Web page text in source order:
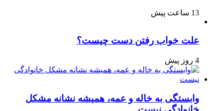
13 ساعت پیش
علت خواب رفتن دست چیست؟
4 روز پیش
وابستگی به خاله و عمه، همیشه نشانه مشکل